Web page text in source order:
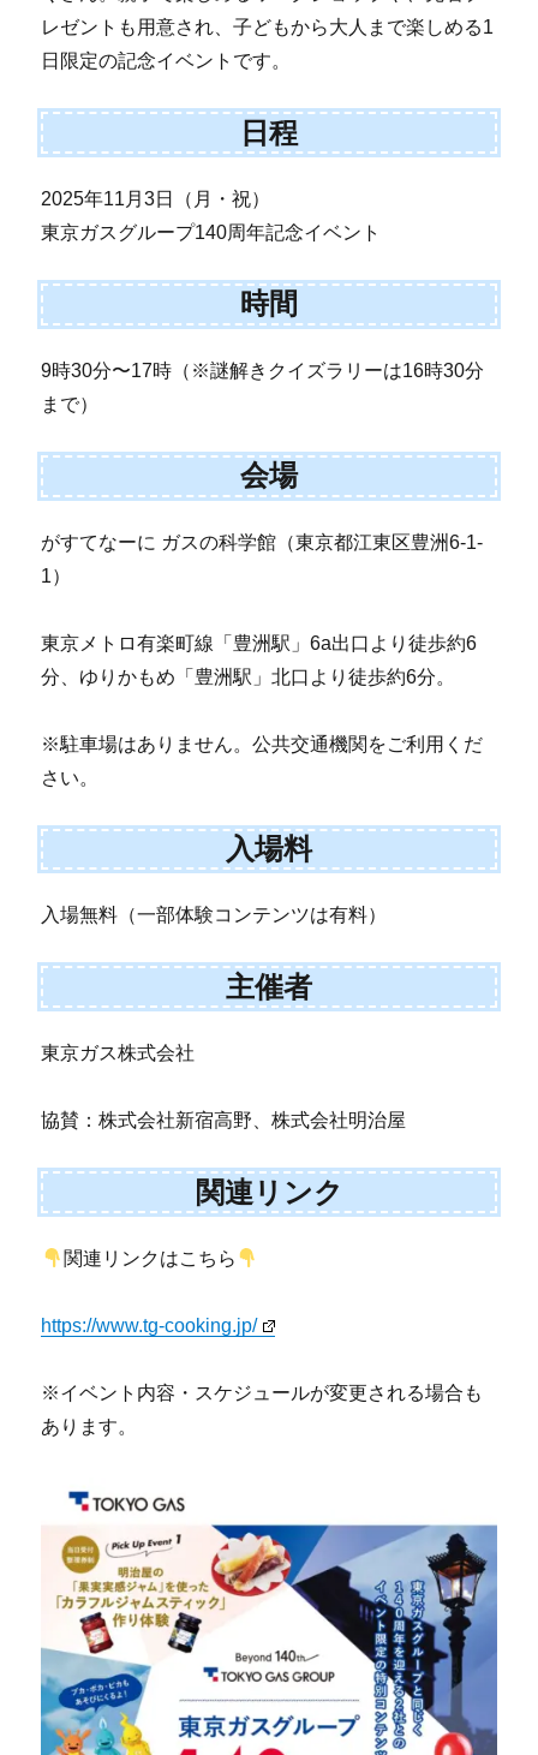
レゼントも用意され、子どもから大人まで楽しめる1
日限定の記念イベントです。
日程
2025年11月3日（月・祝）
東京ガスグループ140周年記念イベント
時間
9時30分〜17時（※謎解きクイズラリーは16時30分
まで）
会場
がすてなーに ガスの科学館（東京都江東区豊洲6-1-
1）
東京メトロ有楽町線「豊洲駅」6a出口より徒歩約6
分、ゆりかもめ「豊洲駅」北口より徒歩約6分。
※駐車場はありません。公共交通機関をご利用くだ
さい。
入場料
入場無料（一部体験コンテンツは有料）
主催者
東京ガス株式会社
協賛：株式会社新宿高野、株式会社明治屋
関連リンク
関連リンクはこちら
https://www.tg-cooking.jp/
※イベント内容・スケジュールが変更される場合も
あります。